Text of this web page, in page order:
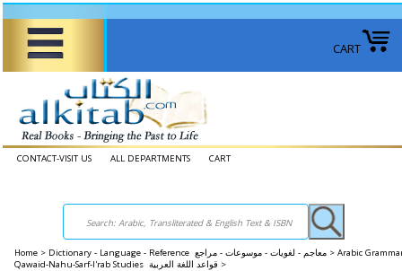
CART
CONTACT-VISIT US ALL DEPARTMENTS CART
Home > Dictionary - Language - Reference معاجم - لغويات - موسوعات - مراجع > Arabic
Qawaid-Nahu-Sarf-I'rab Studies قواعد اللغة العربية >